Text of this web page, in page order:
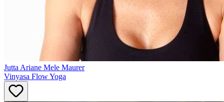
Jutta Ariane Mele Maurer
Vinyasa Flow Yoga